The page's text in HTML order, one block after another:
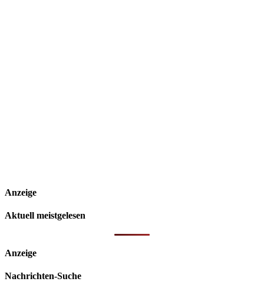
Anzeige
Aktuell meistgelesen
Anzeige
Nachrichten-Suche